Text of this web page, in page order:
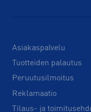
Asiakaspalvelu
Tuotteiden palautus
Peruutusilmoitus
Reklamaatio
Tilaus- ja